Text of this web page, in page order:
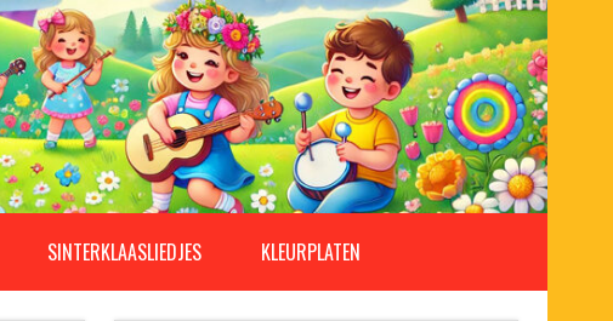
SINTERKLAASLIEDJES KLEURPLATEN